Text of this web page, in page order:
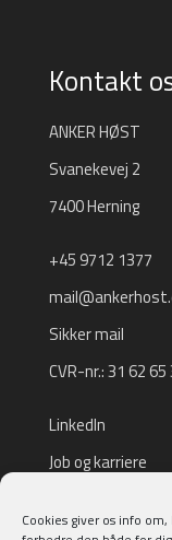
Cookies giver os info
Kontakt
ANKER HØST
Svanekevej 2
7400 Herning
+45 9712 1377
Sikker mail
CVR-nr.: 31 62 65
LinkedIn
Job og karriere